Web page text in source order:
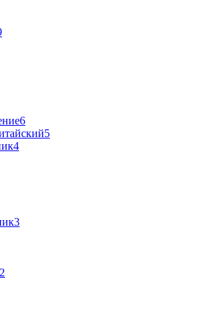
6
5
4
3
2